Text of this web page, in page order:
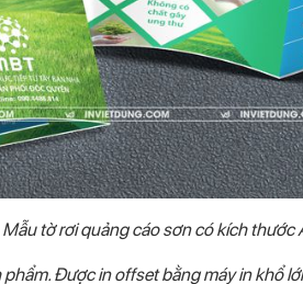
Mẫu tờ rơi quảng cáo sơn có kích thước
Được in offset bằng máy in khổ